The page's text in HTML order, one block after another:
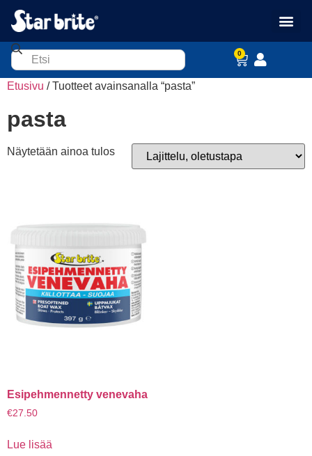
0
Etusivu / Tuotteet avainsanalla “pasta”
pasta
Näytetään ainoa tulos
Esipehmennetty venevaha
€27.50
Lue lisää